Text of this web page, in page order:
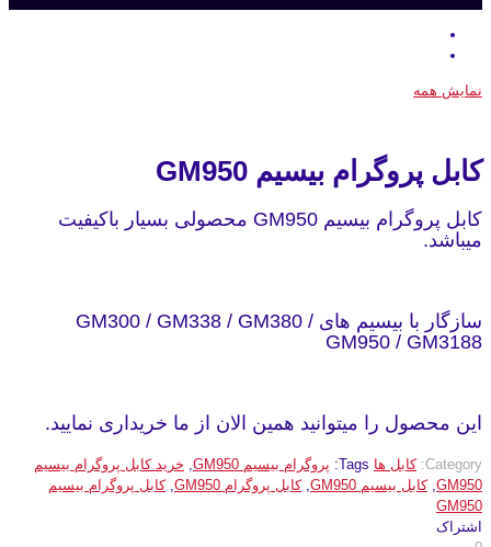
نمایش همه
کابل پروگرام بیسیم GM950
کابل پروگرام بیسیم GM950 محصولی بسیار باکیفیت
میباشد.
سازگار با بیسیم های GM300 / GM338 / GM380 /
GM950 / GM3188
این محصول را میتوانید همین الان از ما خریداری نمایید.
Category: کابل ها Tags: پروگرام بیسیم GM950 , خرید کابل پروگرام بیسیم
GM950
,کابل بیسیم GM950 ,کابل پروگرام GM950 ,کابل پروگرام بیسیم
GM950
اشتراک